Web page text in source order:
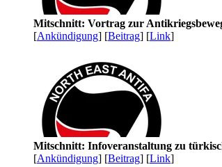
Mitschnitt: Vortrag zur
[Ankündigung] [Beitrag] [Link]
Mitschnitt: Infoveranstaltung zu
[Ankündigung] [Beitrag] [Link]